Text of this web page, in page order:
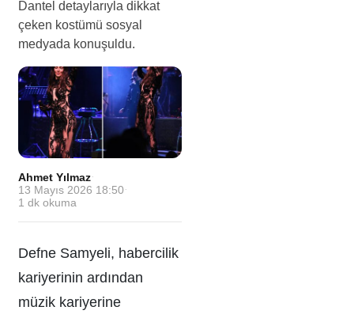
Dantel detaylarıyla dikkat
çeken kostümü sosyal
medyada konuşuldu.
Ahmet Yılmaz·
13 Mayıs 2026 18:50 ·
1 dk okuma
Defne Samyeli, habercilik
kariyerinin ardından
müzik kariyerine